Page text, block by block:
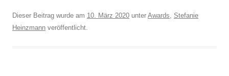
Dieser Beitrag wurde am 10. März 2020 unter Awards, Stefanie
Heinzmann veröffentlicht.